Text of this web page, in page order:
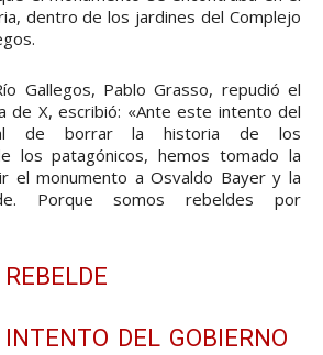
dentro de los jardines del Complejo
Gallegos, Pablo Grasso, repudió el
de X, escribió: «Ante este intento del
de borrar la historia de los
los patagónicos, hemos tomado la
el monumento a Osvaldo Bayer y la
Porque somos rebeldes por
DEL GOBIERNO